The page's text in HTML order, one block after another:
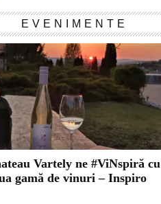
EVENIMENTE
Vartely ne #ViNspiră cu
gamă de vinuri – Inspiro